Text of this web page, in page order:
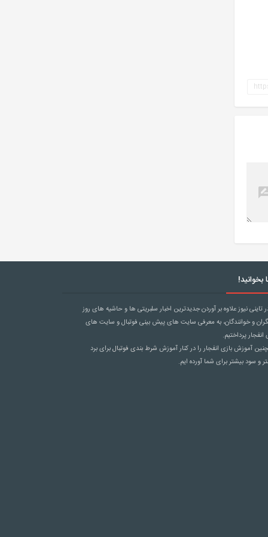
بخوانید!
تاینی نیوز علاوه بر آوردن جدیدترین اخبار سلبریتی ها و حاشیه های روز
و خوانندگان، به معرفی سایت های پیش بینی فوتبال و سایت های
انفجار پرداختیم.
آموزش بازی انفجار را در کنار آموزش شرط بندی فوتبالبرای برد
و سود بیشتر برای شما آورده ایم.